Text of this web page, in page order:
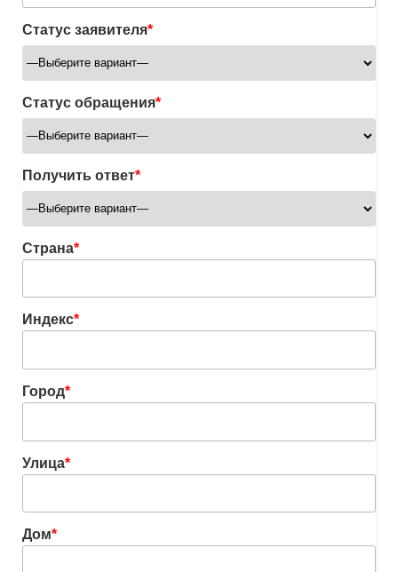
Статус заявителя*
Статус обращения*
Получить ответ*
Страна*
Индекс*
Город*
Улица*
Дом*